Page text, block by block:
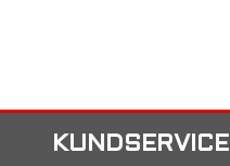
KUNDSERVICE